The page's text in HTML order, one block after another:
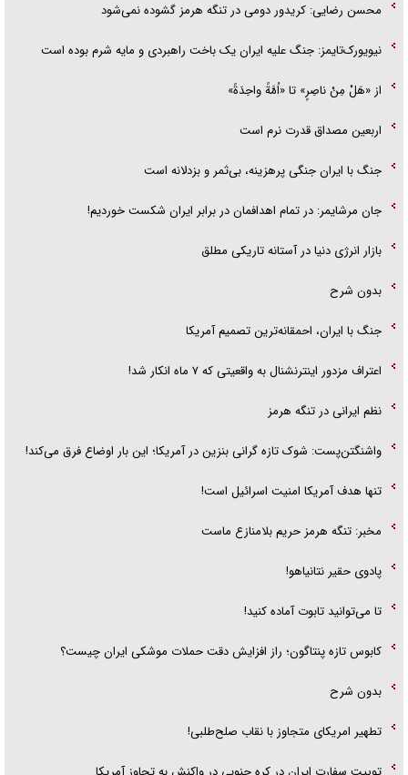
محسن رضایی: کریدور دومی در تنگه هرمز گشوده نمی‌شود
نیویورک‌تایمز: جنگ علیه ایران یک باخت راهبردی و مایه شرم بوده است
از «هَلْ مِنْ ناصِرٍ» تا «اُمَّةً واحِدَةً»
اربعین مصداق قدرت نرم است
جنگ با ایران جنگی پرهزینه، بی‌ثمر و بزدلانه است
جان مرشایمر: در تمام اهدافمان در برابر ایران شکست خوردیم!
بازار انرژی دنیا در آستانه تاریکی مطلق
بدون شرح
جنگ با ایران، احمقانه‌ترین تصمیم آمریکا
اعتراف مزدور اینترنشنال به واقعیتی که ۷ ماه انکار شد!
نظم ایرانی در تنگه هرمز
واشنگتن‌پست: شوک تازه گرانی بنزین در آمریکا؛ این بار اوضاع فرق می‌کند!
تنها هدف آمریکا امنیت اسرائیل است!
مخبر: تنگه هرمز حریم بلامنازع ماست
پادوی حقیر نتانیاهو!
تا می‌توانید تابوت آماده کنید!
کابوس تازه پنتاگون؛ راز افزایش دقت حملات موشکی ایران چیست؟
بدون شرح
تطهیر امریکای متجاوز با نقاب صلح‌طلبی!